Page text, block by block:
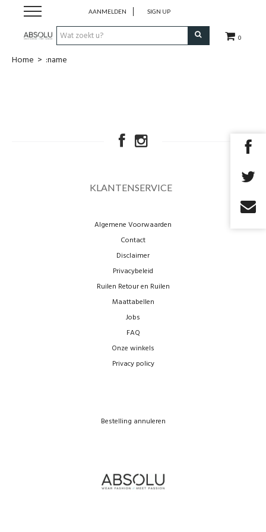
0
AANMELDEN SIGN UP
Webshop Dames
Home > :name
KLANTENSERVICE
Algemene Voorwaarden
Contact
Disclaimer
Privacybeleid
Ruilen Retour en Ruilen
Maattabellen
Jobs
FAQ
Onze winkels
Privacy policy
Bestelling annuleren